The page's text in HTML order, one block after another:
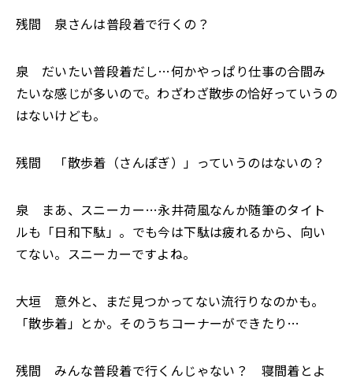
残間 泉さんは普段着で行くの？
泉 だいたい普段着だし…何かやっぱり仕事の合間み
たいな感じが多いので。わざわざ散歩の恰好っていうの
はないけども。
残間 「散歩着（さんぽぎ）」っていうのはないの？
泉 まあ、スニーカー…永井荷風なんか随筆のタイト
ルも「日和下駄」。でも今は下駄は疲れるから、向い
てない。スニーカーですよね。
大垣 意外と、まだ見つかってない流行りなのかも。
「散歩着」とか。そのうちコーナーができたり…
残間 みんな普段着で行くんじゃない？ 寝間着とよ